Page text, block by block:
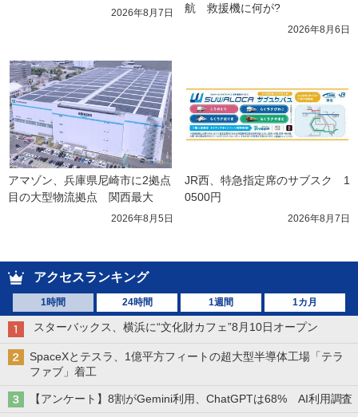
2026年8月7日
航　救援機に何が?
2026年8月6日
アマゾン、兵庫県尼崎市に2拠点
目の大型物流拠点　関西最大
2026年8月5日
JR西、特急指定席のサブスク　1
0500円
2026年8月7日
アクセスランキング
1時間 24時間 1週間 1カ月
スターバックス、横浜に“文化財カフェ”8月10日オープン
SpaceXとテスラ、1億平方フィートの超大型半導体工場「テラ
ファブ」着工
【アンケート】8割がGemini利用、ChatGPTは68% AI利用調査